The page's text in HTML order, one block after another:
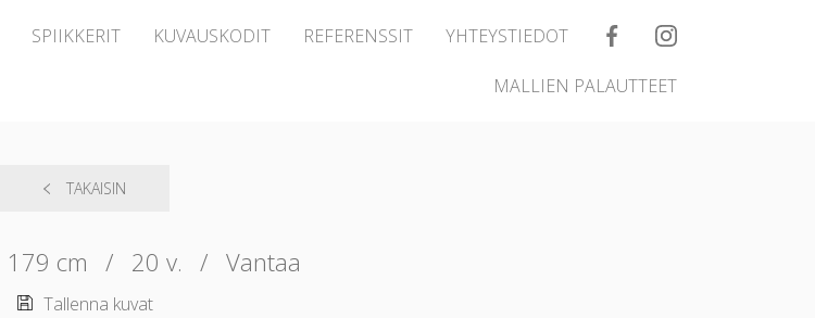
SPIIKKERIT KUVAUSKODIT REFERENSSIT YHTEYSTIEDOT
MALLIEN PALAUTTEET
TAKAISIN
179 cm / 20 v. / Vantaa
Tallenna kuvat